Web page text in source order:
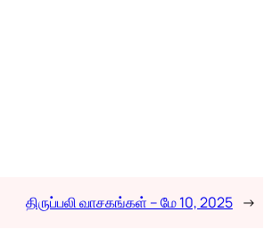
திருப்பலி வாசகங்கள் – மே 10, 2025 →